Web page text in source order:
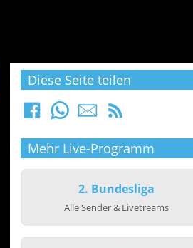
Diese Seite teilen
Mehr Live-Programm
2. Bundesliga
Alle Sender & Livetreams